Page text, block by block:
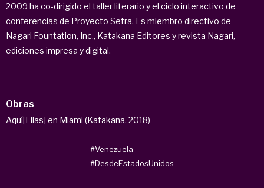
2009 ha co-dirigido el taller literario y el ciclo interactivo de
conferencias de Proyecto Setra. Es miembro directivo de
Nagari Fountation, Inc., Katakana Editores y revista Nagari,
ediciones impresa y digital.
Obras
Aquí[Ellas] en Miami (Katakana, 2018)
#Venezuela
#DesdeEstadosUnidos